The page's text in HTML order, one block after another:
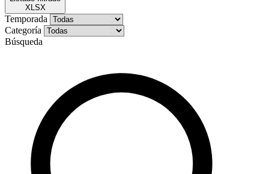
XLSX
Temporada
Categoría
Búsqueda